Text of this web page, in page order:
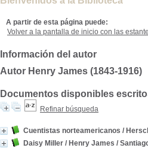
A partir de esta página puede:
Volver a la pantalla de inicio con las
Información del autor
Autor Henry James (1843-1916)
Documentos disponibles
Refinar búsqueda
Cuentistas norteamericanos /
Daisy Miller / Henry James /